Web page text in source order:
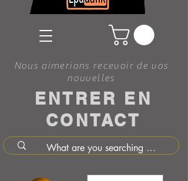
ENTRER EN
CONTACT
Nous aimerions recevoir de vos
nouvelles